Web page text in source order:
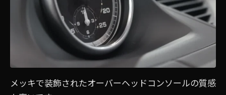
メッキで装飾されたオーバーヘッドコンソールの質感